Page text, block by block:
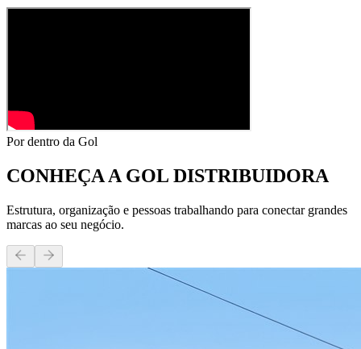
Por dentro da Gol
CONHEÇA AGOL DISTRIBUIDORA
Estrutura, organização e pessoas trabalhando para conectar grandes
marcas ao seu negócio.